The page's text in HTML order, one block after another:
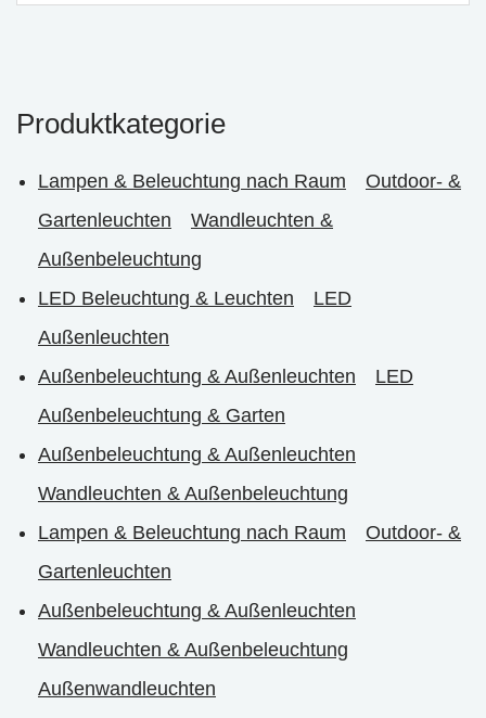
Produktkategorie
Lampen & Beleuchtung nach Raum
Outdoor- &
Gartenleuchten
Wandleuchten &
Außenbeleuchtung
LED Beleuchtung & Leuchten
LED
Außenleuchten
Außenbeleuchtung & Außenleuchten
LED
Außenbeleuchtung & Garten
Außenbeleuchtung & Außenleuchten
Wandleuchten & Außenbeleuchtung
Lampen & Beleuchtung nach Raum
Outdoor- &
Gartenleuchten
Außenbeleuchtung & Außenleuchten
Wandleuchten & Außenbeleuchtung
Außenwandleuchten